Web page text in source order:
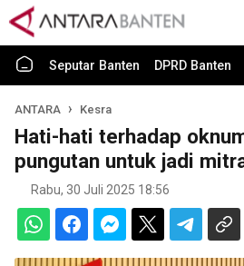
Seputar Banten DPRD Banten
ANTARA Kesra
Hati-hati terhadap
pungutan untuk jadi
Rabu, 30 Juli 2025 18:56